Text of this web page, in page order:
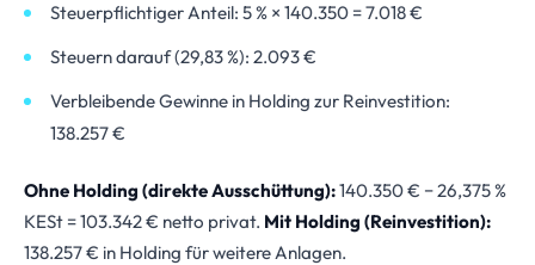
Steuerpflichtiger Anteil: 5 % × 140.350 = 7.018 €
Steuern darauf (29,83 %): 2.093 €
Verbleibende Gewinne in Holding zur Reinvestition:
138.257 €
Ohne Holding (direkte Ausschüttung):140.350 € − 26,375 %
KESt = 103.342 € netto privat. Mit Holding (Reinvestition):
138.257 € in Holding für weitere Anlagen.